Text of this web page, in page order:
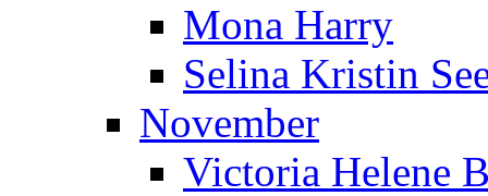
Mona Harry
Selina Kristin
November
Victoria Helene